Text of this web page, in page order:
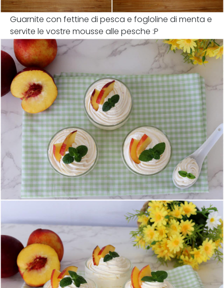
Guarnite con fettine di pesca e fogloline di menta e
servite le vostre mousse alle pesche :P